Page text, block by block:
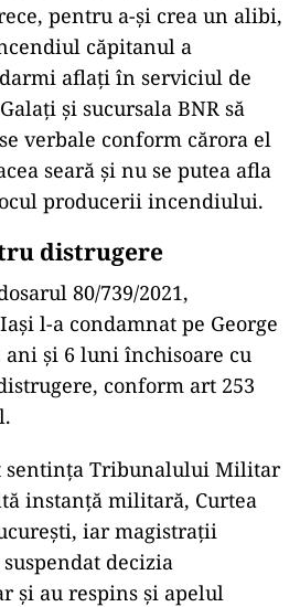
pentru a-și crea un alibi,
căpitanul a
aflați în serviciul de
și sucursala BNR să
verbale conform cărora el
seară și nu se putea afla
producerii incendiului.
distrugere
80/739/2021,
l-a condamnat pe George
ani și 6 luni închisoare cu
conform art 253
sentința Tribunalului Militar
instanță militară, Curtea
iar magistrații
decizia
și au respins și apelul